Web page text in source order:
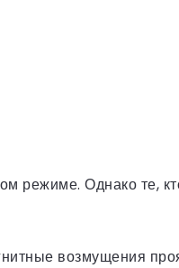
режиме. Однако те,
возмущения